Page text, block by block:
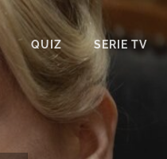
QUIZ SERIE TV